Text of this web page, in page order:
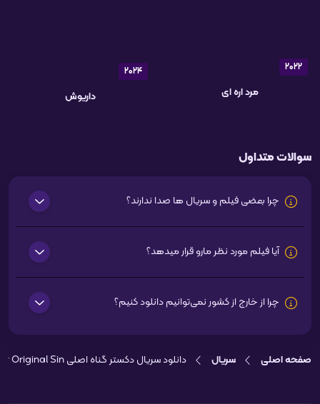
2022
مرد اره ای
2024
داریوش
سوالات متداول
چرا بعضی فیلم و سریال ها صدا ندارند؟
آیا فیلم مورد نظر مارو قرار میدهد؟
چرا از خارج از کشور نمی‌توانیم دانلود کنیم؟
صفحه اصلی سریال دانلود سریال دکستر گناه اصلی Dexter Original Sin